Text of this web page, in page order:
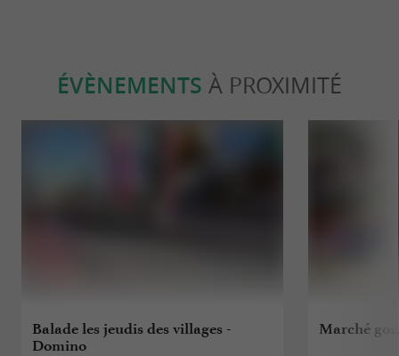
ÉVÈNEMENTS À PROXIMITÉ
Balade les jeudis des villages -
Domino
Marché